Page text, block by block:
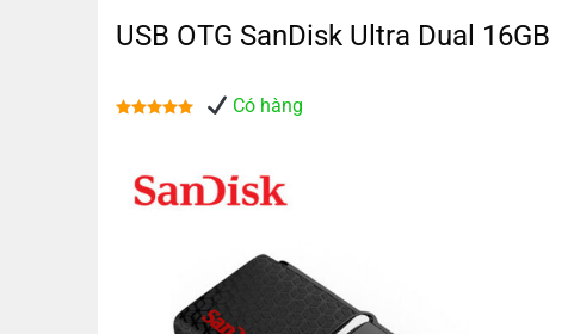
USB OTG SanDisk Ultra Dual 16GB
Có hàng